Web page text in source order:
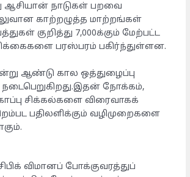
ஆசியான் நாடுகள் பறவை
காற்றழுத்த மாற்றங்கள்
குறித்து 7,000க்கும் மேற்பட்ட
பரஸ்பரம் பகிர்ந்துள்ளன.
ஆண்டு கால ஒத்துழைப்பு
நடைபெறுகிறது.இதன் நோக்கம்,
சிக்கல்களை விரைவாகக்
பதிலளிக்கும் வழிமுறைகளை
விமானப் போக்குவரத்துப்